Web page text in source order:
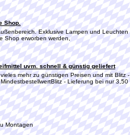
Shop.
Exklusive Lampen und Leuchten
Shop erworben werden,
uvm. schnell & günstig geliefert
mehr zu günstigen Preisen und mit Blitz -
- Lieferung bei nur 3,50
Montagen